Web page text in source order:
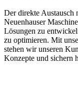
Der direkte Austausch
Neuenhauser
Lösungen zu
zu optimieren. Mit
stehen wir unseren
Konzepte und sichern